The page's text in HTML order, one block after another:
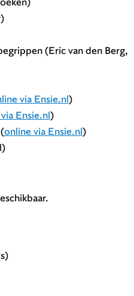
(Eric van den Berg,
via Ensie.nl)
Ensie.nl)
online via Ensie.nl)